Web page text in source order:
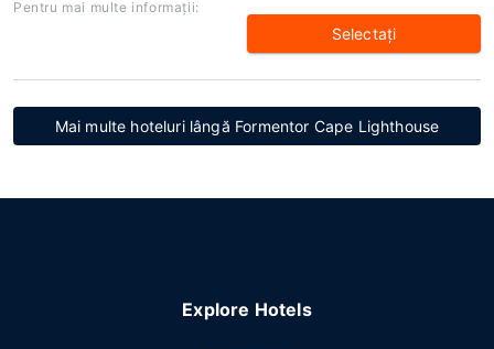
Pentru mai multe informaţii:
Selectaţi
Mai multe hoteluri lângă Formentor Cape Lighthouse
Explore Hotels